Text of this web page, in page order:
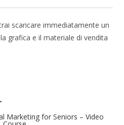
scaricare immediatamente un
grafica e il materiale di vendita